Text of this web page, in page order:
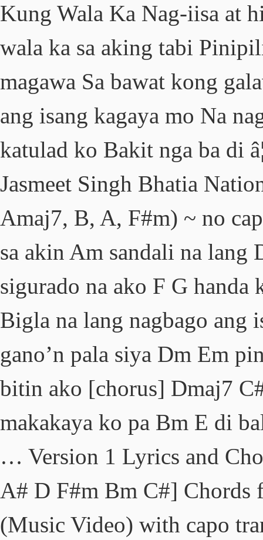
Kung Wala Ka Nag-iisa at
wala ka sa aking tabi
magawa Sa bawat kong
ang isang kagaya mo Na
katulad ko Bakit nga ba di
Jasmeet Singh Bhatia
Amaj7, B, A, F#m) ~ no
sa akin Am sandali na lang
sigurado na ako F G handa
Bigla na lang nagbago
gano’n pala siya Dm Em
bitin ako [chorus] Dmaj7
makakaya ko pa Bm E di
… Version 1 Lyrics and
A# D F#m Bm C#] Chords
(Music Video) with capo